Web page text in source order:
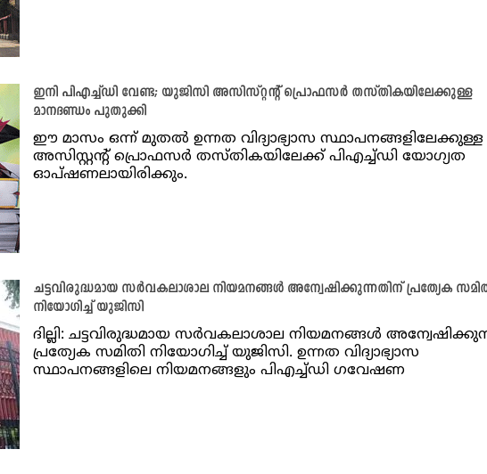
ഇനി പിഎച്ച്ഡി വേണ്ട; യുജിസി അസിസ്റ്റന്റ് പ്രൊഫസര്‍ തസ്തികയിലേക്കുള്ള
മാനദണ്ഡം പുതുക്കി
ഈ മാസം ഒന്ന് മുതല്‍ ഉന്നത വിദ്യാഭ്യാസ സ്ഥാപനങ്ങളിലേക്കുള്ള
അസിസ്റ്റന്റ് പ്രൊഫസര്‍ തസ്തികയിലേക്ക് പിഎച്ച്‌ഡി യോഗ്യത
ഓപ്ഷണലായിരിക്കും.
ചട്ടവിരുദ്ധമായ സര്‍വകലാശാല നിയമനങ്ങള്‍ അന്വേഷിക്കുന്നതിന് പ്രത്യേക
നിയോഗിച്ച്‌ യുജിസി
ദില്ലി: ചട്ടവിരുദ്ധമായ സര്‍വകലാശാല നിയമനങ്ങള്‍
പ്രത്യേക സമിതി നിയോഗിച്ച്‌ യുജിസി. ഉന്നത വിദ്യാഭ്യാസ
സ്ഥാപനങ്ങളിലെ നിയമനങ്ങളും പിഎച്ച്‌ഡി ഗവേഷണ